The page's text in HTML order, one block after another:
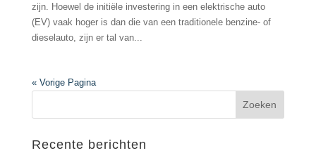
zijn. Hoewel de initiële investering in een elektrische auto
(EV) vaak hoger is dan die van een traditionele benzine- of
dieselauto, zijn er tal van...
« Vorige Pagina
Recente berichten